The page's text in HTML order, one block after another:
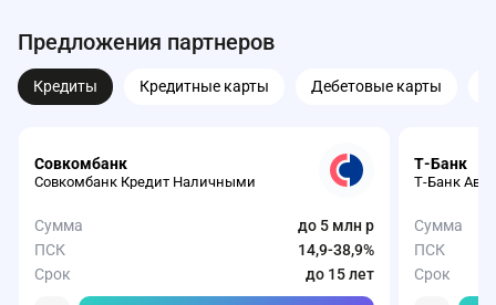
Предложения партнеров
Кредиты Кредитные карты Дебетовые карты
Совкомбанк
Совкомбанк Кредит Наличными
Сумма
до 5 млн р
ПСК
14,9-38,9%
Срок
до 15 лет
Т-Банк
Т-Банк
Сумма
ПСК
Срок